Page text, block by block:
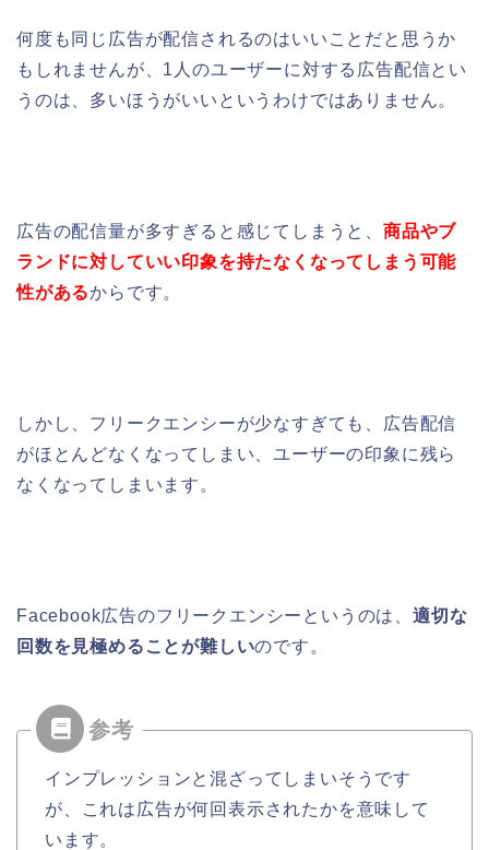
何度も同じ広告が配信されるのはいいことだと思うか
もしれませんが、1人のユーザーに対する広告配信とい
うのは、多いほうがいいというわけではありません。
広告の配信量が多すぎると感じてしまうと、 商品やブ
ランドに対していい印象を持たなくなってしまう可能
性があるからです。
しかし、フリークエンシーが少なすぎても、広告配信
がほとんどなくなってしまい、ユーザーの印象に残ら
なくなってしまいます。
Facebook広告のフリークエンシーというのは、 適切な
回数を見極めることが難しいのです。
インプレッションと混ざってしまいそうです
が、これは広告が何回表示されたかを意味して
います。